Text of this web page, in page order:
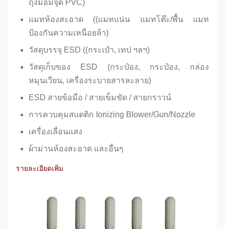
ถุงมือมีจุด PVC)
แมทห้องสะอาด ((แมทแน่น แมทโต๊ะ/พื้น แมท
ป้องกันความเหนื่อยล้า)
วัสดุบรรจุ ESD ((กระเป๋า, เทป ฯลฯ)
วัสดุเก็บของ ESD (กระป๋อง, กระป๋อง, กล่อง
หมุนเวียน, เครื่องระบายสารละลาย)
ESD สายข้อมือ / สายเข็มขัด / สายกราวน์
การควบคุมสแตติก Ionizing Blower/Gun/Nozzle
เครื่องเลื่อนแสง
ผ้าม่านห้องสะอาด และอื่นๆ
รายละเอียดเพิ่ม